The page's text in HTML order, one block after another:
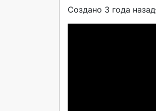
Создано 3 года назад